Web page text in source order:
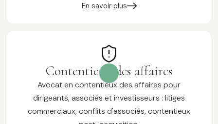
En savoir plus
Contentieux des affaires
Avocat en contentieux des affaires pour
dirigeants, associés et investisseurs : litiges
commerciaux, conflits d'associés, contentieux